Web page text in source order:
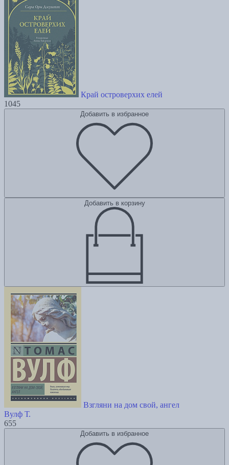
Край островерхих елей
1045
Добавить в избранное
Добавить в корзину
Взгляни на дом свой, ангел
Вулф Т.
655
Добавить в избранное